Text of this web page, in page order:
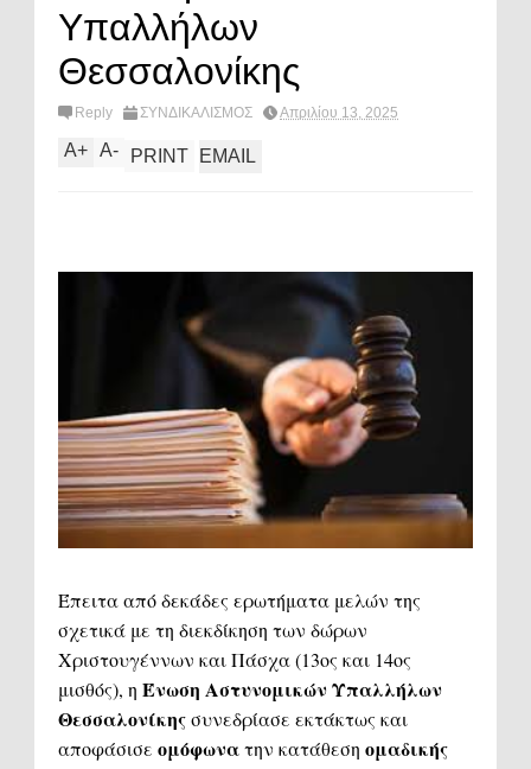
Υπαλλήλων
Θεσσαλονίκης
Reply ΣΥΝΔΙΚΑΛΙΣΜΟΣ Απριλίου 13, 2025
A+ A- PRINT EMAIL
Έπειτα από δεκάδες ερωτήματα μελών της
σχετικά με τη διεκδίκηση των δώρων
Χριστουγέννων και Πάσχα (13ος και 14ος
μισθός), η Ένωση Αστυνομικών Υπαλλήλων
Θεσσαλονίκηςσυνεδρίασε εκτάκτως και
αποφάσισε ομόφωνατην κατάθεση ομαδικής